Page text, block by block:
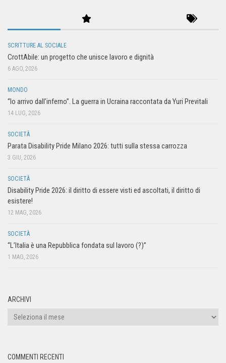
SCRITTURE AL SOCIALE
CrottAbile: un progetto che unisce lavoro e dignità
6 AGO, 2026
MONDO
“Io arrivo dall’inferno”. La guerra in Ucraina raccontata da Yuri Previtali
14 LUG, 2026
SOCIETÀ
Parata Disability Pride Milano 2026: tutti sulla stessa carrozza
3 GIU, 2026
SOCIETÀ
Disability Pride 2026: il diritto di essere visti ed ascoltati, il diritto di
esistere!
12 MAG, 2026
SOCIETÀ
“L’Italia è una Repubblica fondata sul lavoro (?)”
1 MAG, 2026
ARCHIVI
COMMENTI RECENTI